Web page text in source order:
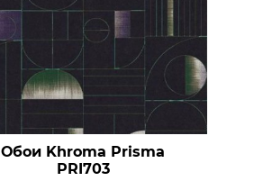
Обои Khroma Prisma
PRI703